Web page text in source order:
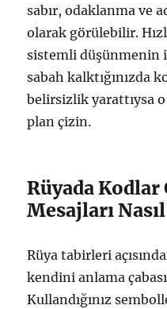
sabır, odaklanma ve
olarak görülebilir.
sistemli düşünmenin
sabah kalktığınızda
belirsizlik yarattıysa
plan çizin.
Rüyada
Mesajları
Rüya tabirleri
kendini anlama
Kullandığınız